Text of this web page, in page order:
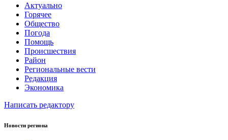
Актуально
Горячее
Общество
Погода
Помощь
Происшествия
Район
Региональные вести
Редакция
Экономика
Написать редактору
Новости региона